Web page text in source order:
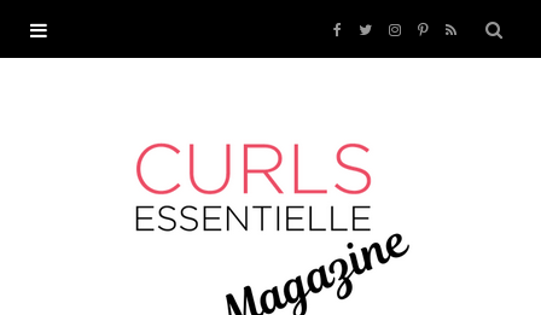
F
c
b
T
t
t
I
a
P R